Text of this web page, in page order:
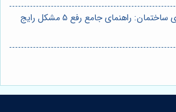
⭐️ آب بندی نمای ساختمان: راهنمای جامع رفع 5 مشکل رایج